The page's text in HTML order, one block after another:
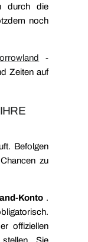
durch die
noch
-
Zeiten auf
Befolgen
zu
Konto .
offiziellen